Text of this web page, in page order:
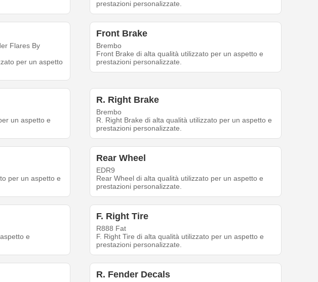
prestazioni personalizzate.
Flares By
per un aspetto
Front Brake
Brembo
Front Brake di alta qualità utilizzato per un aspetto e
prestazioni personalizzate.
un aspetto e
R. Right Brake
Brembo
R. Right Brake di alta qualità utilizzato per un aspetto e
prestazioni personalizzate.
per un aspetto e
Rear Wheel
EDR9
Rear Wheel di alta qualità utilizzato per un aspetto e
prestazioni personalizzate.
e
F. Right Tire
R888 Fat
F. Right Tire di alta qualità utilizzato per un aspetto e
prestazioni personalizzate.
R. Fender Decals